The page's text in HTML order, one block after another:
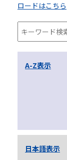
ロードはこちら
A-Z表示
日本語表示